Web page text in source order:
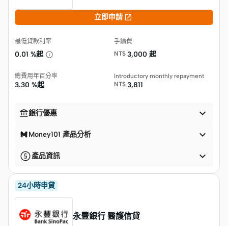
立即申請 
最低貸款利率
0.01 %起
手續費
NT$ 3,000 起
總費用年百分率
3.30 %起
Introductory monthly repayment
NT$ 3,811
銀行優惠 
Money101 產品分析 
產品資訊 
24小時申貸
永豐銀行 醫護信貸